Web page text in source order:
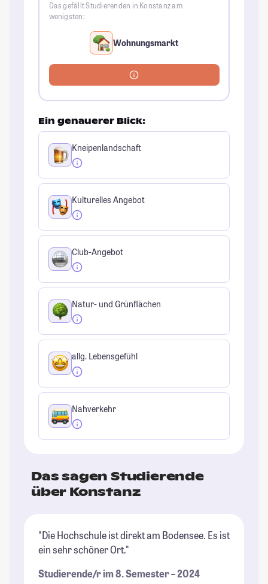
Das gefällt Studierenden in Konstanz am
wenigsten:
Wohnungsmarkt
Ein genauerer Blick:
Kneipenlandschaft
Kulturelles Angebot
Club-Angebot
Natur- und Grünflächen
allg. Lebensgefühl
Nahverkehr
Das sagen Studierende
über Konstanz
"Die Hochschule ist direkt am Bodensee. Es ist
ein sehr schöner Ort."
Studierende/r im 8. Semester – 2024